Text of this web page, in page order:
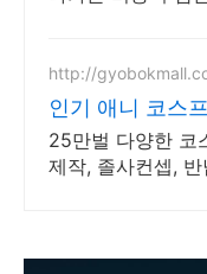
http://
인기 애니 코스
늘배송 오늘도
25만벌 다양한 코
제작, 졸사컨셉,